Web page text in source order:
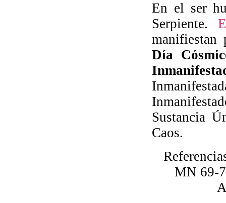
En el ser
Serpiente.
Día
Sustancia
Caos.
MN 69-